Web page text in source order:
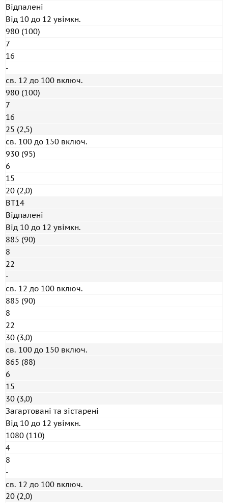
Відпалені
Від 10 до 12 увімкн.
980 (100)
7
16
-
св. 12 до 100 включ.
980 (100)
7
16
25 (2,5)
св. 100 до 150 включ.
930 (95)
6
15
20 (2,0)
ВТ14
Відпалені
Від 10 до 12 увімкн.
885 (90)
8
22
-
св. 12 до 100 включ.
885 (90)
8
22
30 (3,0)
св. 100 до 150 включ.
865 (88)
6
15
30 (3,0)
Загартовані та зістарені
Від 10 до 12 увімкн.
1080 (110)
4
8
-
св. 12 до 100 включ.
20 (2,0)